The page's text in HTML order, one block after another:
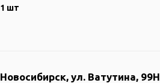
1 шт
Новосибирск, ул. Ватутина, 99Н